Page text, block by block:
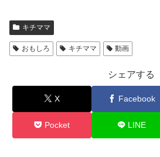
キチママ
おもしろ キチママ 動画
シェアする
X Facebook
Pocket LINE